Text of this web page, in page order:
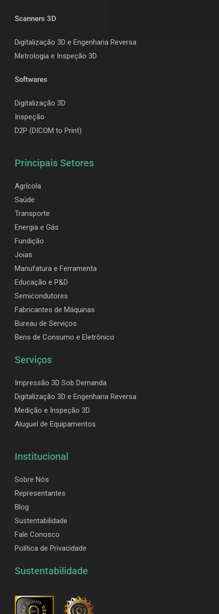
Scanners 3D
Digitalização 3D e Engenharia Reversa
Metrologia e Inspeção 3D
Softwares
Digitalização 3D
Inspeção
D2P (DICOM to Print)
Principais Setores
Agrícola
Saúde
Transporte
Energia e Gás
Fundição
Joias
Manufatura e Ferramenta
Educação e P&D
Semicondutores
Fabricantes de Máquinas
Bureau de Serviços
Bens de Consumo e Eletrônico
Serviços
Impressão 3D Sob Demanda
Digitalização 3D e Engenharia Reversa
Medição e Inspeção 3D
Aluguel de Equipamentos
Institucional
Sobre Nós
Representantes
Blog
Sustentabilidade
Fale Conosco
Política de Privacidade
Sustentabilidade